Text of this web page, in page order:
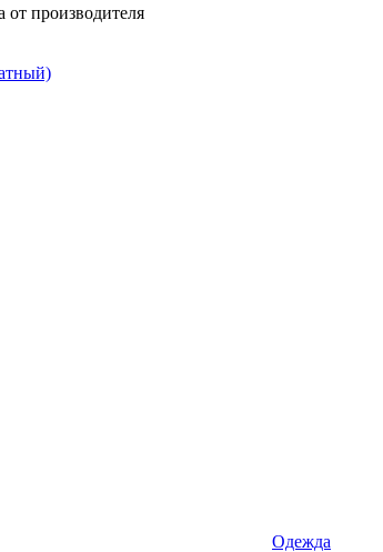
производителя
Одежда